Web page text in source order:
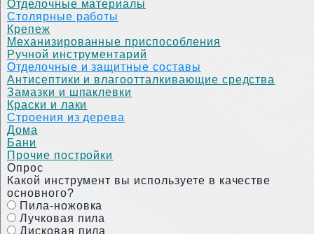
Отделочные материалы
Столярные работы
Крепеж
Механизированные приспособления
Ручной инструментарий
Отделочные и защитные составы
Антисептики и влагоотталкивающие средства
Замазки и шпаклевки
Краски и лаки
Строения из дерева
Дома
Бани
Прочие постройки
Опрос
Какой инструмент вы используете в качестве
основного?
Пила-ножовка
Лучковая пила
Дисковая пила